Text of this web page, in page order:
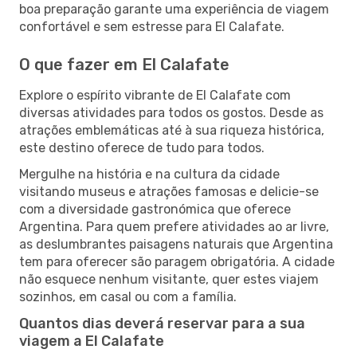
boa preparação garante uma experiência de viagem
confortável e sem estresse para El Calafate.
O que fazer em El Calafate
Explore o espírito vibrante de El Calafate com
diversas atividades para todos os gostos. Desde as
atrações emblemáticas até à sua riqueza histórica,
este destino oferece de tudo para todos.
Mergulhe na história e na cultura da cidade
visitando museus e atrações famosas e delicie-se
com a diversidade gastronómica que oferece
Argentina. Para quem prefere atividades ao ar livre,
as deslumbrantes paisagens naturais que Argentina
tem para oferecer são paragem obrigatória. A cidade
não esquece nenhum visitante, quer estes viajem
sozinhos, em casal ou com a família.
Quantos dias deverá reservar para a sua
viagem a El Calafate